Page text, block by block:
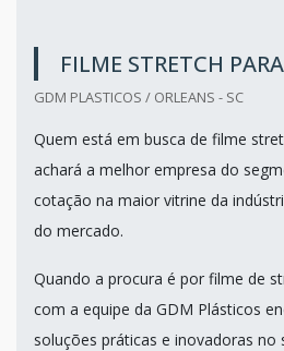
FILME STRETCH
GDM PLASTICOS / ORLEANS - SC
Quem está em busca de filme
achará a melhor empresa do
cotação na maior vitrine da
do mercado.
Quando a procura é por filme de
com a equipe da GDM Plásticos
soluções práticas e inovadoras no